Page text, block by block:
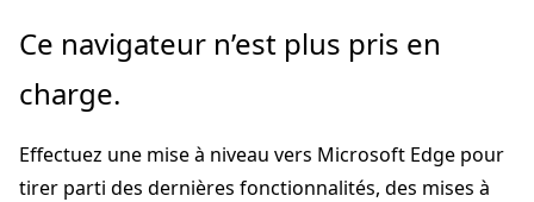
Passer
directement
au
principal
Ce navigateur n’est plus pris en
charge.
Effectuez une mise à niveau vers Microsoft Edge pour
tirer parti des dernières fonctionnalités, des mises à